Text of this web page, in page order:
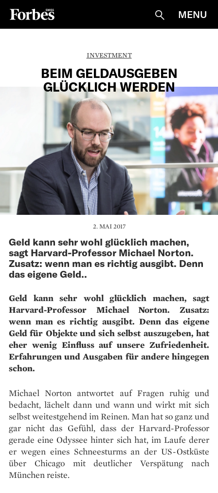
Suche
MENU
INVESTMENT
BEIM GELDAUSGEBEN
GLÜCKLICH WERDEN
2. MAI 2017
Geld kann sehr wohl glücklich machen,
sagt Harvard-Professor Michael Norton.
Zusatz: wenn man es richtig ausgibt. Denn
das eigene Geld..
Geld kann sehr wohl glücklich machen, sagt
Harvard-Professor Michael Norton. Zusatz:
wenn man es richtig ausgibt. Denn das eigene
Geld für Objekte und sich selbst auszugeben, hat
eher wenig Einfluss auf unsere Zufriedenheit.
Erfahrungen und Ausgaben für andere hingegen
schon.
Michael Norton antwortet auf Fragen ruhig und
bedacht, lächelt dann und wann und wirkt mit sich
selbst weitestgehend im Reinen. Man hat so ganz und
gar nicht das Gefühl, dass der Harvard-Professor
gerade eine Odyssee hinter sich hat, im Laufe derer
er wegen eines Schneesturms an der US-Ostküste
über Chicago mit deutlicher Verspätung nach
München reiste.